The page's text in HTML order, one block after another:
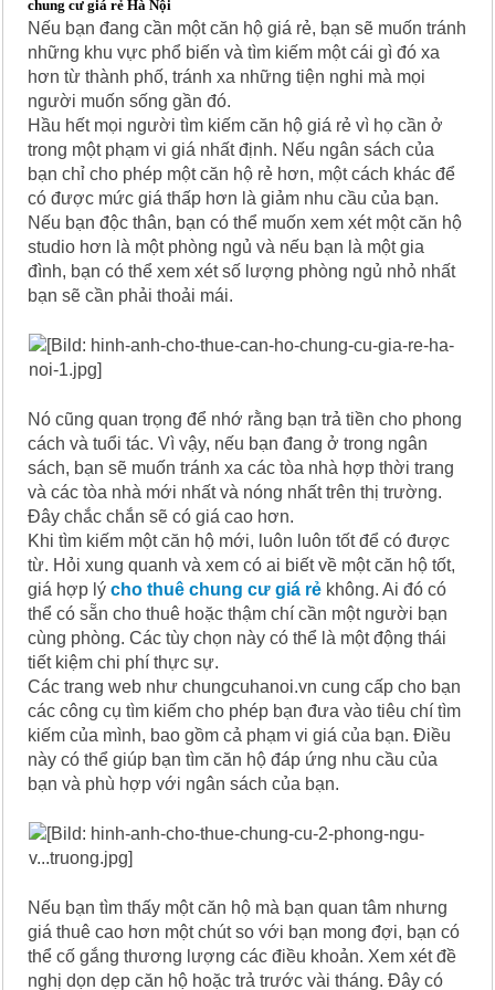
chung cư giá rẻ Hà Nội
Nếu bạn đang cần một căn hộ giá rẻ, bạn sẽ muốn tránh
những khu vực phổ biến và tìm kiếm một cái gì đó xa
hơn từ thành phố, tránh xa những tiện nghi mà mọi
người muốn sống gần đó.
Hầu hết mọi người tìm kiếm căn hộ giá rẻ vì họ cần ở
trong một phạm vi giá nhất định. Nếu ngân sách của
bạn chỉ cho phép một căn hộ rẻ hơn, một cách khác để
có được mức giá thấp hơn là giảm nhu cầu của bạn.
Nếu bạn độc thân, bạn có thể muốn xem xét một căn hộ
studio hơn là một phòng ngủ và nếu bạn là một gia
đình, bạn có thể xem xét số lượng phòng ngủ nhỏ nhất
bạn sẽ cần phải thoải mái.
Nó cũng quan trọng để nhớ rằng bạn trả tiền cho phong
cách và tuổi tác. Vì vậy, nếu bạn đang ở trong ngân
sách, bạn sẽ muốn tránh xa các tòa nhà hợp thời trang
và các tòa nhà mới nhất và nóng nhất trên thị trường.
Đây chắc chắn sẽ có giá cao hơn.
Khi tìm kiếm một căn hộ mới, luôn luôn tốt để có được
từ. Hỏi xung quanh và xem có ai biết về một căn hộ tốt,
giá hợp lýcho thuê chung cư giá rẻ không. Ai đó có
thể có sẵn cho thuê hoặc thậm chí cần một người bạn
cùng phòng. Các tùy chọn này có thể là một động thái
tiết kiệm chi phí thực sự.
Các trang web như chungcuhanoi.vn cung cấp cho bạn
các công cụ tìm kiếm cho phép bạn đưa vào tiêu chí tìm
kiếm của mình, bao gồm cả phạm vi giá của bạn. Điều
này có thể giúp bạn tìm căn hộ đáp ứng nhu cầu của
bạn và phù hợp với ngân sách của bạn.
Nếu bạn tìm thấy một căn hộ mà bạn quan tâm nhưng
giá thuê cao hơn một chút so với bạn mong đợi, bạn có
thể cố gắng thương lượng các điều khoản. Xem xét đề
nghị dọn dẹp căn hộ hoặc trả trước vài tháng. Đây có